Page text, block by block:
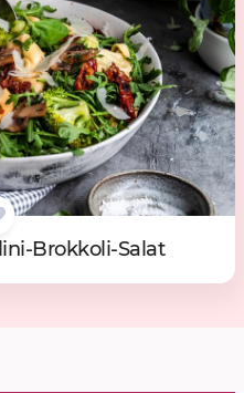
Brok­ko­li-Sa­lat